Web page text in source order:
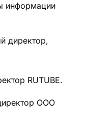
информации
директор,
RUTUBE.
ООО